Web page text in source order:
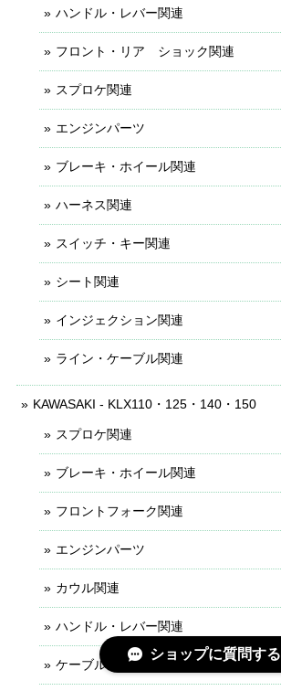
ハンドル・レバー関連
フロント・リア ショック関連
スプロケ関連
エンジンパーツ
ブレーキ・ホイール関連
ハーネス関連
スイッチ・キー関連
シート関連
インジェクション関連
ライン・ケーブル関連
KAWASAKI - KLX110・125・140・150
スプロケ関連
ブレーキ・ホイール関連
フロントフォーク関連
エンジンパーツ
カウル関連
ハンドル・レバー関連
ケーブル・ライン関連
ショップに質問する